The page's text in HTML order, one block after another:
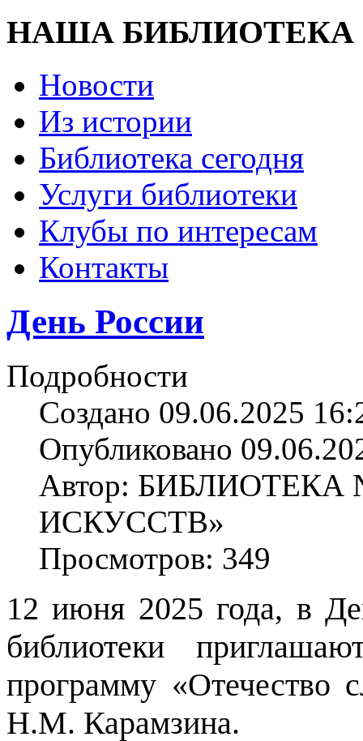
НАША БИБЛИОТЕКА
Новости
Из истории
Библиотека сегодня
Услуги библиотеки
Клубы по интересам
Контакты
День России
Подробности
Создано 09.06.2025
Опубликовано
Автор:
ИСКУССТВ»
Просмотров: 349
12 июня 2025 года, в
библиотеки
программу «Отечество
Н.М. Карамзина.